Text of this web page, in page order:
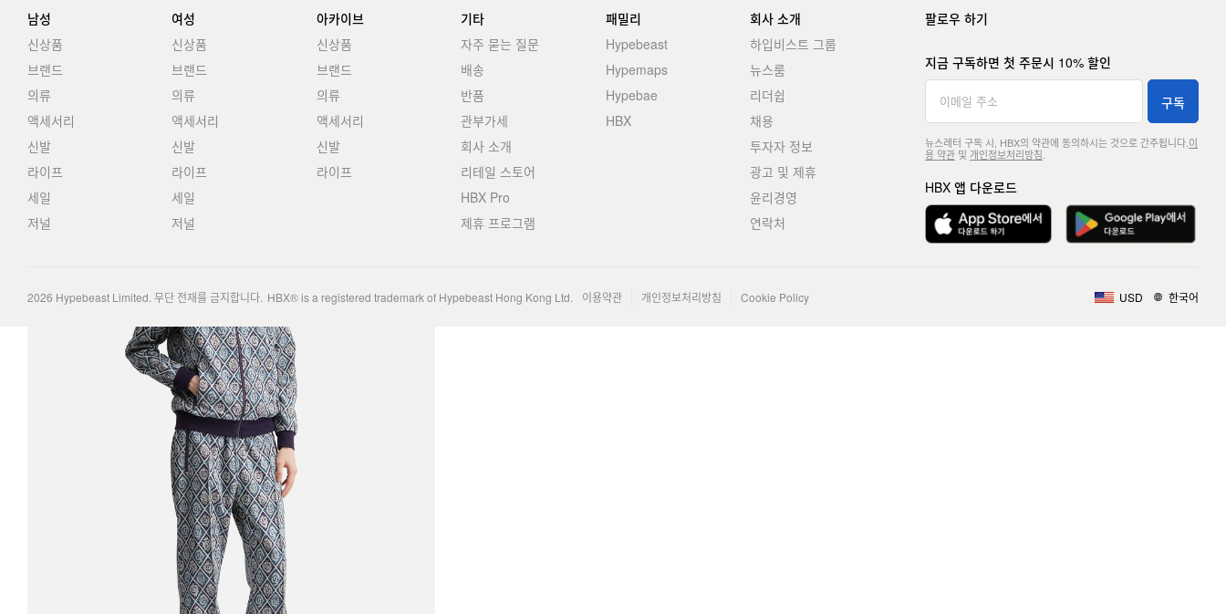
남성
신상품
브랜드
의류
액세서리
신발
라이프
세일
저널
여성
신상품
브랜드
의류
액세서리
신발
라이프
세일
저널
아카이브
신상품
브랜드
의류
액세서리
신발
라이프
기타
자주 묻는 질문
배송
반품
관부가세
회사 소개
리테일 스토어
HBX Pro
제휴 프로그램
패밀리
Hypebeast
Hypemaps
Hypebae
HBX
회사 소개
하입비스트 그룹
뉴스룸
리더쉽
채용
투자자 정보
광고 및 제휴
윤리경영
연락처
팔로우 하기
지금 구독하면 첫 주문시 10% 할인
구독
뉴스레터 구독 시, HBX의 약관에 동의하시는 것으로 간주됩니다. 이
용 약관및 개인정보처리방침
HBX 앱 다운로드
2026 Hypebeast Limited. 무단 전재를 금지합니다. HBX® is a registered trademark of Hypebeast Hong Kong Ltd. 이용약관 개인정보처리방침 Cookie Policy USD 한국어